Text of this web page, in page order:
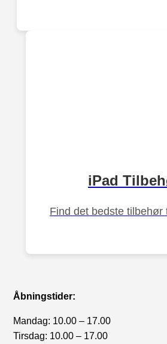
iPad
Find det bedste tilbehør
Åbningstider:
Mandag: 10.00 – 17.00
Tirsdag: 10.00 – 17.00